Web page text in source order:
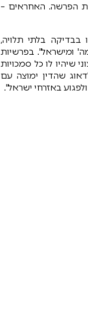
הפרשה. האחראים –
בלתי תלויה,
ומישראל". בפרשיות
שיהיו לו כל סמכויות
שהדין ימוצה עם
באזרחי ישראל".